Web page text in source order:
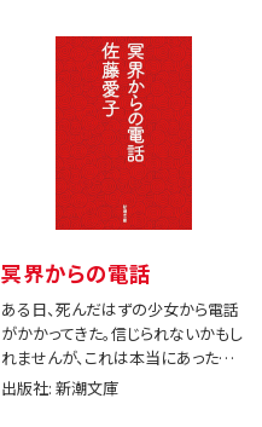
冥界からの電話
ある日、死んだはずの少女から電話
がかかってきた。信じられないかもし
れませんが、これは本当にあった出
来事です。
出版社: 新潮文庫